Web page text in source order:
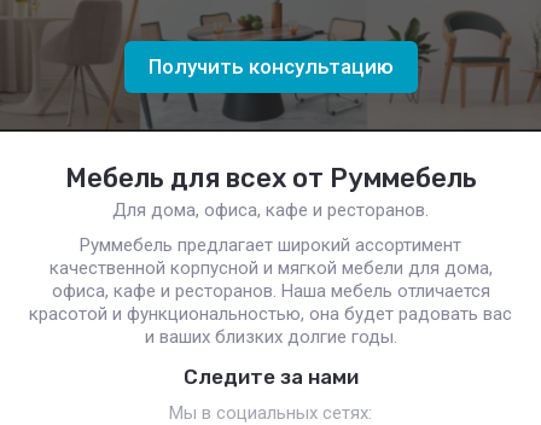
Получить консультацию
Мебель для всех от Руммебель
Для дома, офиса, кафе и ресторанов.
Руммебель предлагает широкий ассортимент
качественной корпусной и мягкой мебели для дома,
офиса, кафе и ресторанов. Наша мебель отличается
красотой и функциональностью, она будет радовать вас
и ваших близких долгие годы.
Следите за нами
Мы в социальных сетях: